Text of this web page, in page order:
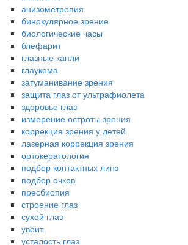
анизометропия
бинокулярное зрение
биологические часы
блефарит
глазные капли
глаукома
затуманивание зрения
защита глаз от ультрафиолета
здоровье глаз
измерение остроты зрения
коррекция зрения у детей
лазерная коррекция зрения
ортокератология
подбор контактных линз
подбор очков
пресбиопия
строение глаз
сухой глаз
увеит
усталость глаз